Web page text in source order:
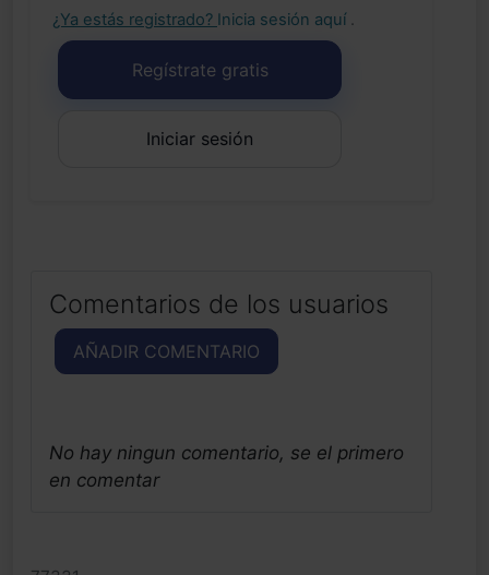
¿Ya estás registrado? Inicia sesión aquí .
Regístrate gratis
Iniciar sesión
Comentarios de los usuarios
AÑADIR COMENTARIO
No hay ningun comentario, se el primero
en comentar